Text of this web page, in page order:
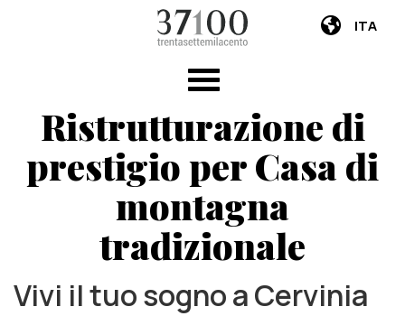
ITA
Ristrutturazione di
prestigio per Casa di
montagna
tradizionale
Vivi il tuo sogno a Cervinia